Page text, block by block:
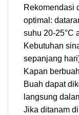
Rekomendasi
optimal:
suhu 20-25°C
Kebutuhan
sepanjang
Kapan
Buah dapat
langsung
Jika ditanam